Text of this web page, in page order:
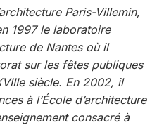
Paris-Villemin,
1997 le laboratoire
de Nantes où il
sur les fêtes publiques
siècle. En 2002, il
à l’École d’architecture
consacré à